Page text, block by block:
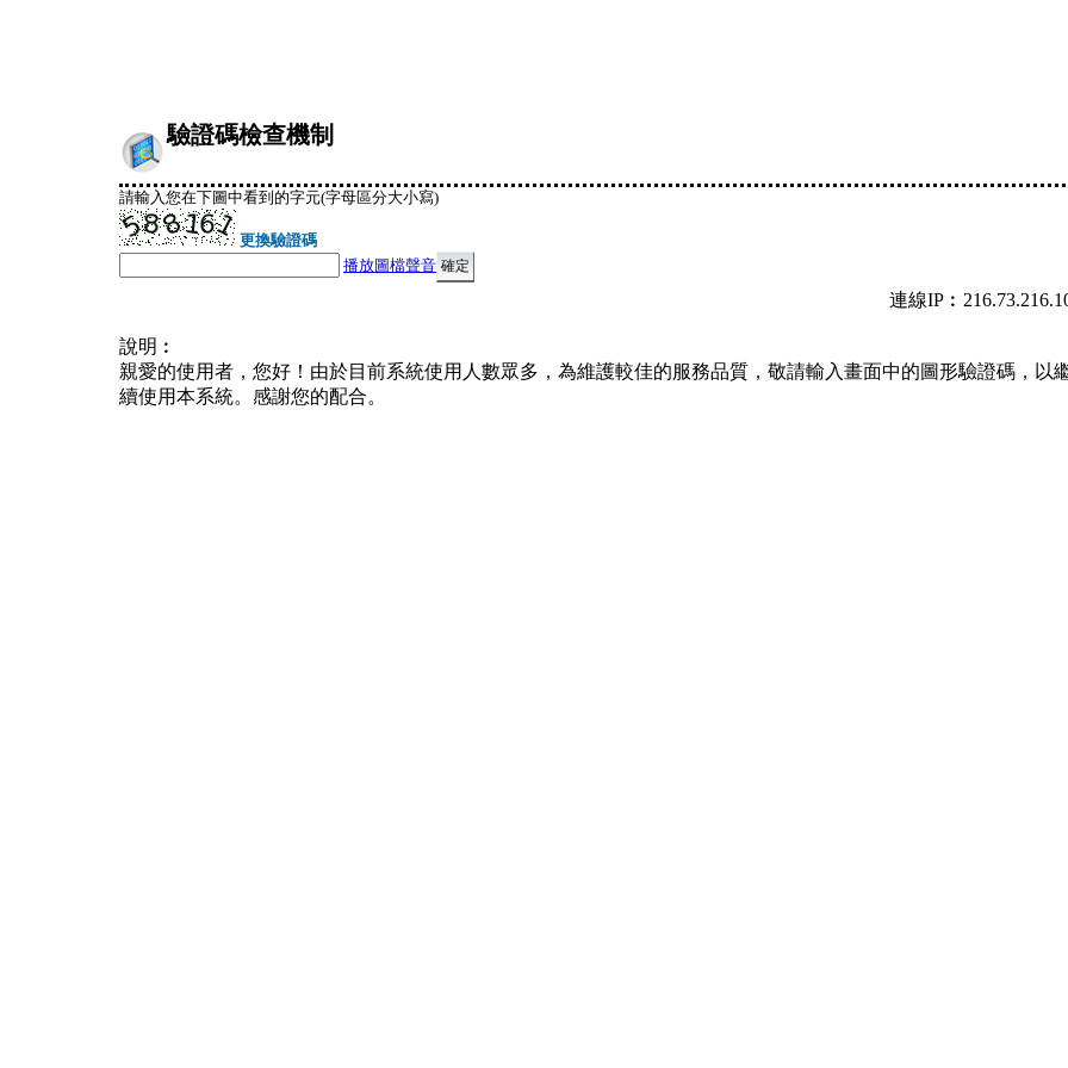
驗證碼檢查機制
請輸入您在下圖中看到的字元(字母區分大小寫)
更換驗證碼
播放圖檔聲音
連線
說明︰
親愛的使用者，您好！由於目前系統使用人數眾多，為維護較佳的服務品質，敬請輸入畫面中的圖形驗證碼，以
續使用本系統。感謝您的配合。